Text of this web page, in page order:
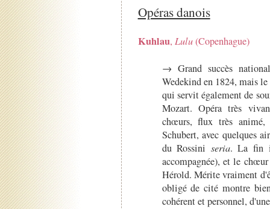
Opéras danois
Kuhlau, Lulu(Copenhague)
→ Grand succès
Wedekind en 1824, mais
qui servit également de
Mozart. Opéra très
chœurs, flux très animé,
Schubert, avec quelques
du Rossini seria. La fin
accompagnée), et le
Hérold. Mérite vraiment
obligé de cité montre
cohérent et personnel,